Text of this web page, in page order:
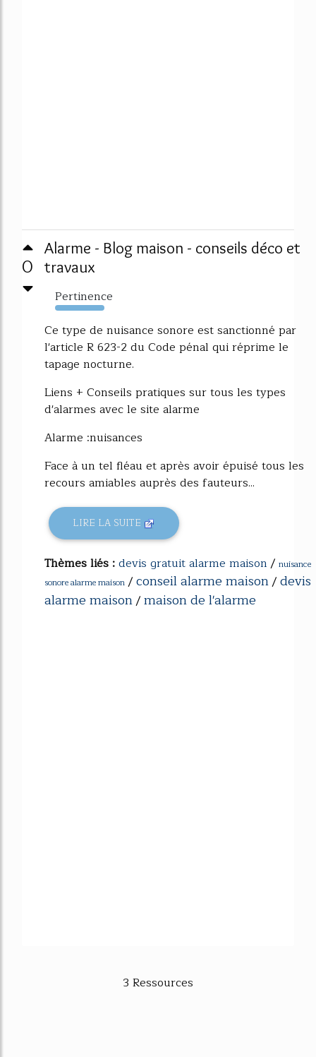
0
Alarme - Blog maison - conseils déco et
travaux
Pertinence
186%
Ce type de nuisance sonore est sanctionné par
l'article R 623-2 du Code pénal qui réprime le
tapage nocturne.
Liens + Conseils pratiques sur tous les types
d'alarmes avec le site alarme
Alarme :nuisances
Face à un tel fléau et après avoir épuisé tous les
recours amiables auprès des fauteurs...
LIRE LA SUITE
Thèmes liés :devis gratuit alarme maison/ nuisance
sonore alarme maison /conseil alarme maison/devis
alarme maison/maison de l'alarme
3 Ressources